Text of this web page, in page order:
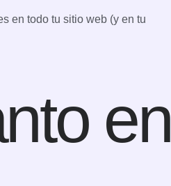
en todo tu sitio web (y en tu
en